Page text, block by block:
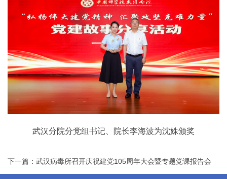
武汉分院分党组书记、院长李海波为沈姝颁奖
下一篇：武汉病毒所召开庆祝建党105周年大会暨专题党课报告会